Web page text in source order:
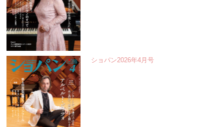
ショパン2026年4月号